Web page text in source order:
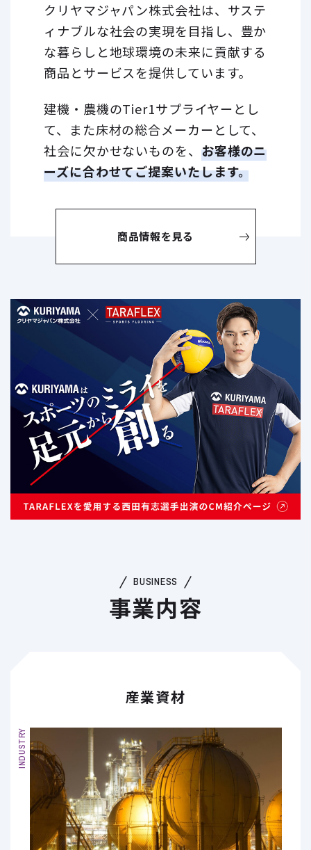
クリヤマジャパン株式会社は、サステ
ィナブルな社会の実現を目指し、 豊か
な暮らしと地球環境の未来に貢献する
商品とサービスを提供しています。
建機・農機のTier1サプライヤーとし
て、また床材の総合メーカーとして、
社会に欠かせないものを、 お客様のニ
ーズに合わせてご提案いたします。
商品情報を見る
BUSINESS
事業内容
産業資材
INDUSTRY